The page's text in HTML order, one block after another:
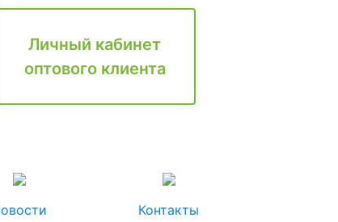
Личный кабинет
оптового клиента
Контакты